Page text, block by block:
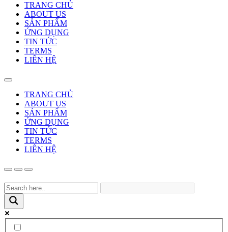
TRANG CHỦ
ABOUT US
SẢN PHẨM
ỨNG DỤNG
TIN TỨC
TERMS
LIÊN HỆ
TRANG CHỦ
ABOUT US
SẢN PHẨM
ỨNG DỤNG
TIN TỨC
TERMS
LIÊN HỆ